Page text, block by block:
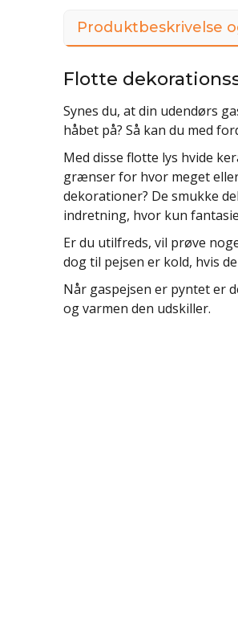
Produktbeskrivelse
Flotte
Synes du, at din udendørs
håbet på? Så kan du med
Med disse flotte lys hvide
grænser for hvor meget
dekorationer? De smukke
indretning, hvor kun
Er du utilfreds, vil prøve
dog til pejsen er kold, hvis
Når gaspejsen er pyntet er
og varmen den udskiller.